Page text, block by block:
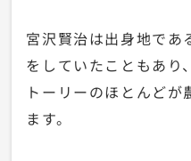
宮沢賢治は出身地であ
をしていたこともあり
トーリーのほとんど
ます。